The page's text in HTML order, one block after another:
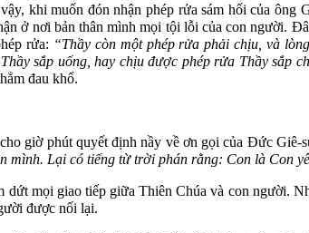
khi muốn đón nhận phép rửa sám hối của ông
ở nơi bản thân mình mọi tội lỗi của con người.
rửa: “Thầy còn một phép rửa phải chịu, và
sắp uống, hay chịu được phép rửa Thầy sắp
đau khổ.
giờ phút quyết định nầy về ơn gọi của Đức
Lại có tiếng từ trời phán rằng: Con là Con
mọi giao tiếp giữa Thiên Chúa và con người.
được nối lại.